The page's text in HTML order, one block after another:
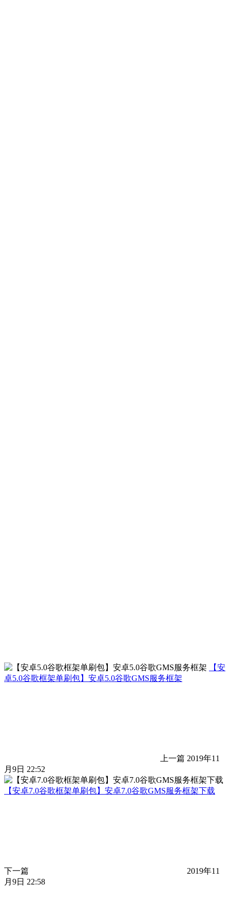
【安
卓5.0谷歌框架单刷包】安卓5.0谷歌GMS服务框架
上一篇 2019年11
月9日 22:52
【安卓7.0谷歌框架单刷包】安卓7.0谷歌GMS服务框架下载
下一篇
2019年11
月9日 22:58